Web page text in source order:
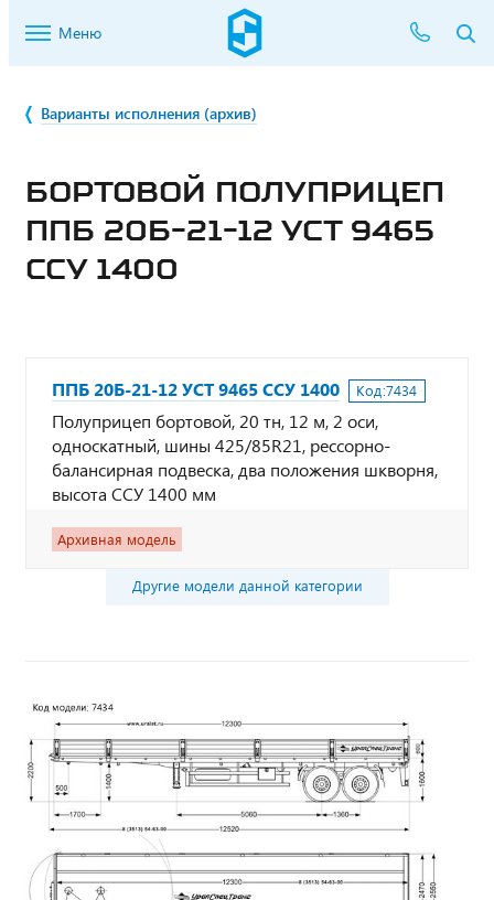
Меню
Варианты исполнения (архив)
БОРТОВОЙ ПОЛУПРИЦЕП
ППБ 20Б-21-12 УСТ 9465
ССУ 1400
ППБ 20Б-21-12 УСТ 9465 ССУ 1400 Код:7434
Полуприцеп бортовой, 20 тн, 12 м, 2 оси,
односкатный, шины 425/85R21, рессорно-
балансирная подвеска, два положения шкворня,
высота ССУ 1400 мм
Архивная модель
Другие модели данной категории